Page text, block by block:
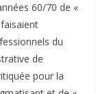
60/70 de «
du
de
pour la